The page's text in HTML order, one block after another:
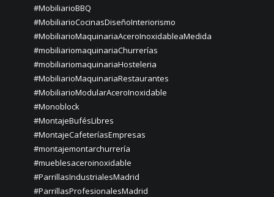
#MobiliarioBBQ
#MobiliarioCocinasDiseñoInteriorismo
#MobiliarioMaquinariaAceroInoxidableaMedida
#mobiliariomaquinariaChurrerías
#mobiliariomaquinariaHosteleria
#MobiliarioMaquinariaRestaurantes
#MobiliarioModularAceroInoxidable
#Monoblock
#MontajeBufésLibres
#MontajeCafeteríasEmpresas
#montajemontarchurrería
#mueblesaceroinoxidable
#ParrillasIndustrialesMadrid
#ParrillasProfesionalesMadrid